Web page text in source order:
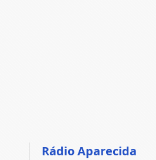
Rádio Aparecida